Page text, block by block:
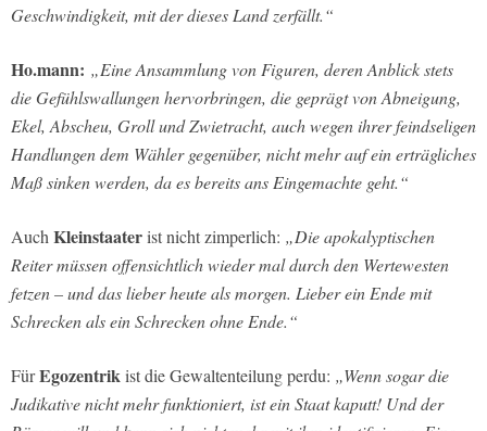
Geschwindigkeit, mit der dieses Land zerfällt.“
Ho.mann: „Eine Ansammlung von Figuren, deren Anblick stets
die Gefühlswallungen hervorbringen, die geprägt von Abneigung,
Ekel, Abscheu, Groll und Zwietracht, auch wegen ihrer feindseligen
Handlungen dem Wähler gegenüber, nicht mehr auf ein erträgliches
Maß sinken werden, da es bereits ans Eingemachte geht.“
AuchKleinstaaterist nicht zimperlich: „Die apokalyptischen
Reiter müssen offensichtlich wieder mal durch den Wertewesten
fetzen – und das lieber heute als morgen. Lieber ein Ende mit
Schrecken als ein Schrecken ohne Ende.“
FürEgozentrikist die Gewaltenteilung perdu: „Wenn sogar die
Judikative nicht mehr funktioniert, ist ein Staat kaputt! Und der